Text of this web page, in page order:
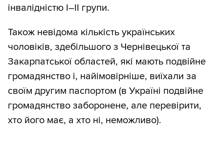
підпадатимуть під мобілізацію навіть у
враховувати студентів, то 58%.
Віднімемо707 тис.чоловіків віком 18–26
років, що не належать до інших груп, які
ми вже відняли.
інвалідністю І–ІІ групи.
Також невідома кількість українських
чоловіків, здебільшого з Чернівецької та
Закарпатської областей, які мають подвійне
громадянство і, найімовірніше, виїхали за
своїм другим паспортом (в Україні подвійне
громадянство заборонене, але перевірити,
хто його має, а хто ні, неможливо).